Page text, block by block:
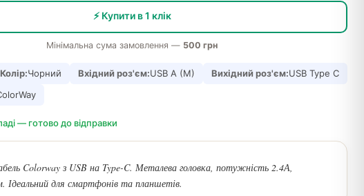
⚡ Купити в 1 клік
Мінімальна сума замовлення — 500 грн
Колір:Чорний Вхідний роз'єм:USB A (M) Вихідний роз'єм:USB Type C
— готово до відправки
Colorway з USB на Type-C. Металева головка, потужність 2.4А,
Ідеальний для смартфонів та планшетів.